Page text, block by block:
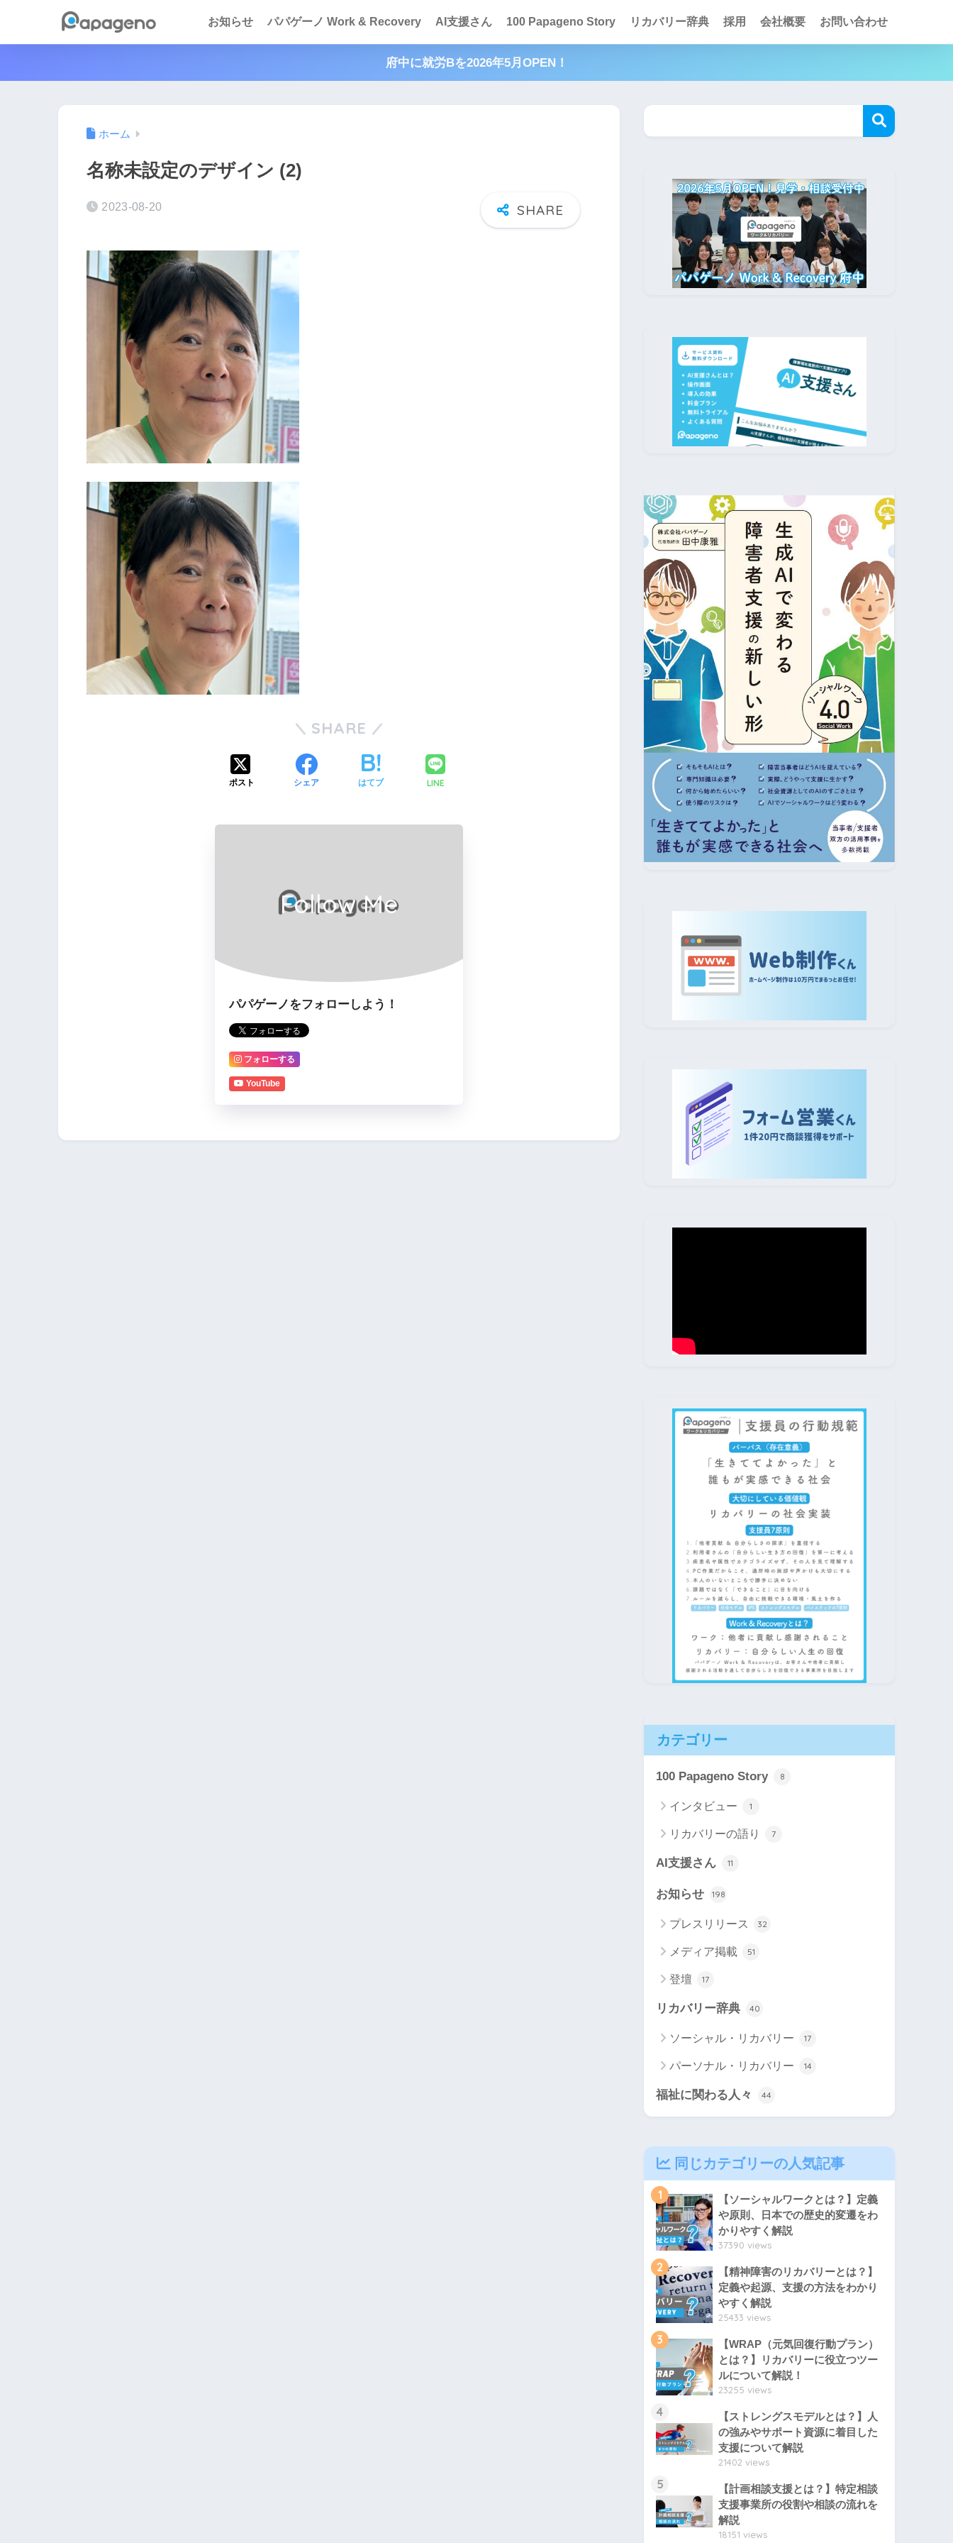
お知らせ パパゲーノ Work & Recovery AI支援さん 100 Papageno Story リカバリー辞典 採用 会社概要 お問い合わせ
府中に就労Bを2026年5月OPEN！
ホーム
名称未設定のデザイン (2)
2023-08-20
SHARE
ポスト シェア はてブ LINE
Follow Me
パパゲーノをフォローしよう！
フォローする
YouTube
カテゴリー
100 Papageno Story 8
インタビュー 1
リカバリーの語り 7
AI支援さん 11
お知らせ 198
プレスリリース 32
メディア掲載 51
登壇 17
リカバリー辞典 40
ソーシャル・リカバリー 17
パーソナル・リカバリー 14
福祉に関わる人々 44
同じカテゴリーの人気記事
1
【ソーシャルワークとは？】定義
や原則、日本での歴史的変遷をわ
かりやすく解説
37390 views
2
【精神障害のリカバリーとは？】
定義や起源、支援の方法をわかり
やすく解説
25433 views
3
【WRAP（元気回復行動プラン）
とは？】リカバリーに役立つツー
ルについて解説！
23255 views
4
【ストレングスモデルとは？】人
の強みやサポート資源に着目した
支援について解説
21402 views
5
【計画相談支援とは？】特定相談
支援事業所の役割や相談の流れを
解説
18151 views